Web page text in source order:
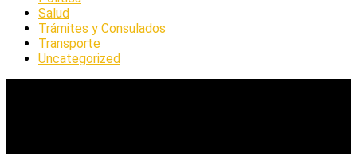
Salud
Trámites y Consulados
Transporte
Uncategorized